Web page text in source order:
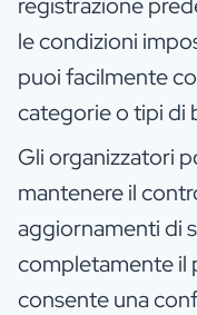
le condizioni
puoi facilmente
categorie o tipi di
Gli organizzatori
mantenere il
aggiornamenti di
completamente il
consente una